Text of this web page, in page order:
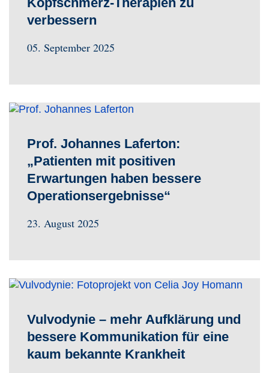
verbessern
05. September 2025
Prof. Johannes Laferton:
„Patienten mit positiven
Erwartungen haben bessere
Operationsergebnisse“
23. August 2025
Vulvodynie – mehr Aufklärung und
bessere Kommunikation für eine
kaum bekannte Krankheit